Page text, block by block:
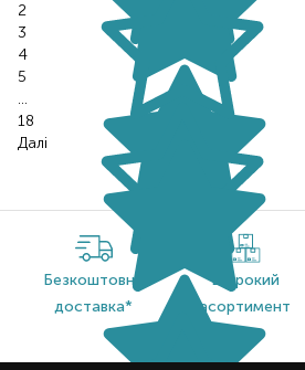
2
3
4
5
…
18
Далі
Безкоштовна
доставка*
Широкий
асортимент